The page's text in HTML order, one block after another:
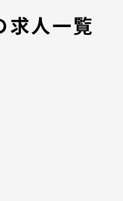
求人一覧